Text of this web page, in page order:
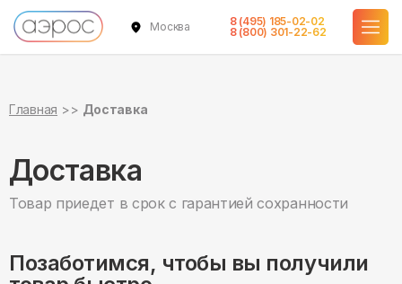
Москва
8 (495) 185-02-02
8 (800) 301-22-62
Главная Доставка
Доставка
Товар приедет в срок с гарантией сохранности
Позаботимся, чтобы вы получили